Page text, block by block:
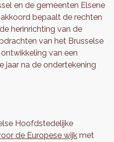
en de gemeenten Elsene
bepaalt de rechten
herinrichting van de
van het Brusselse
van een
jaar na de ondertekening
Hoofdstedelijke
de Europese wijk met